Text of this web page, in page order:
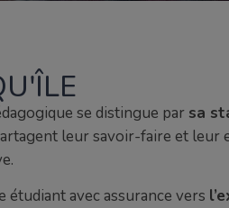
se distingue par sa
leur savoir-faire et
étudiant avec assurance vers